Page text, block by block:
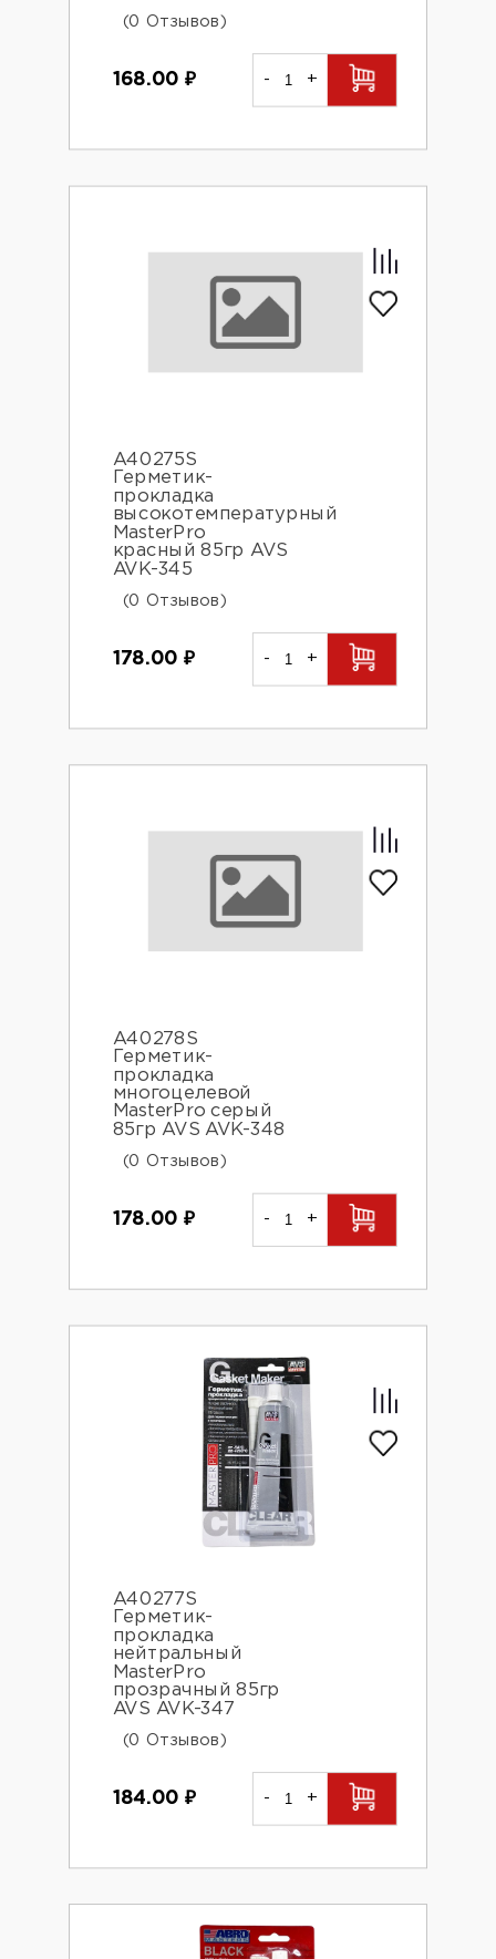
(0 Отзывов)
168.00 ₽ - +
A40275S
Герметик-
прокладка
высокотемпературный
MasterPro
красный 85гр AVS
AVK-345
(0 Отзывов)
178.00 ₽ - +
A40278S
Герметик-
прокладка
многоцелевой
MasterPro серый
85гр AVS AVK-348
(0 Отзывов)
178.00 ₽ - +
A40277S
Герметик-
прокладка
нейтральный
MasterPro
прозрачный 85гр
AVS AVK-347
(0 Отзывов)
184.00 ₽ - +